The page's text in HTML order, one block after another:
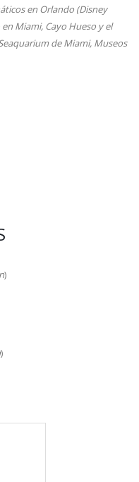
en Orlando (Disney
Miami, Cayo Hueso y el
de Miami, Museos
)
)